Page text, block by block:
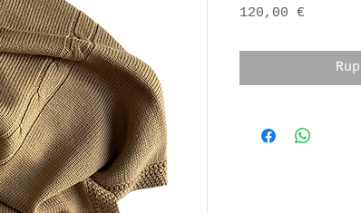
120,00 €